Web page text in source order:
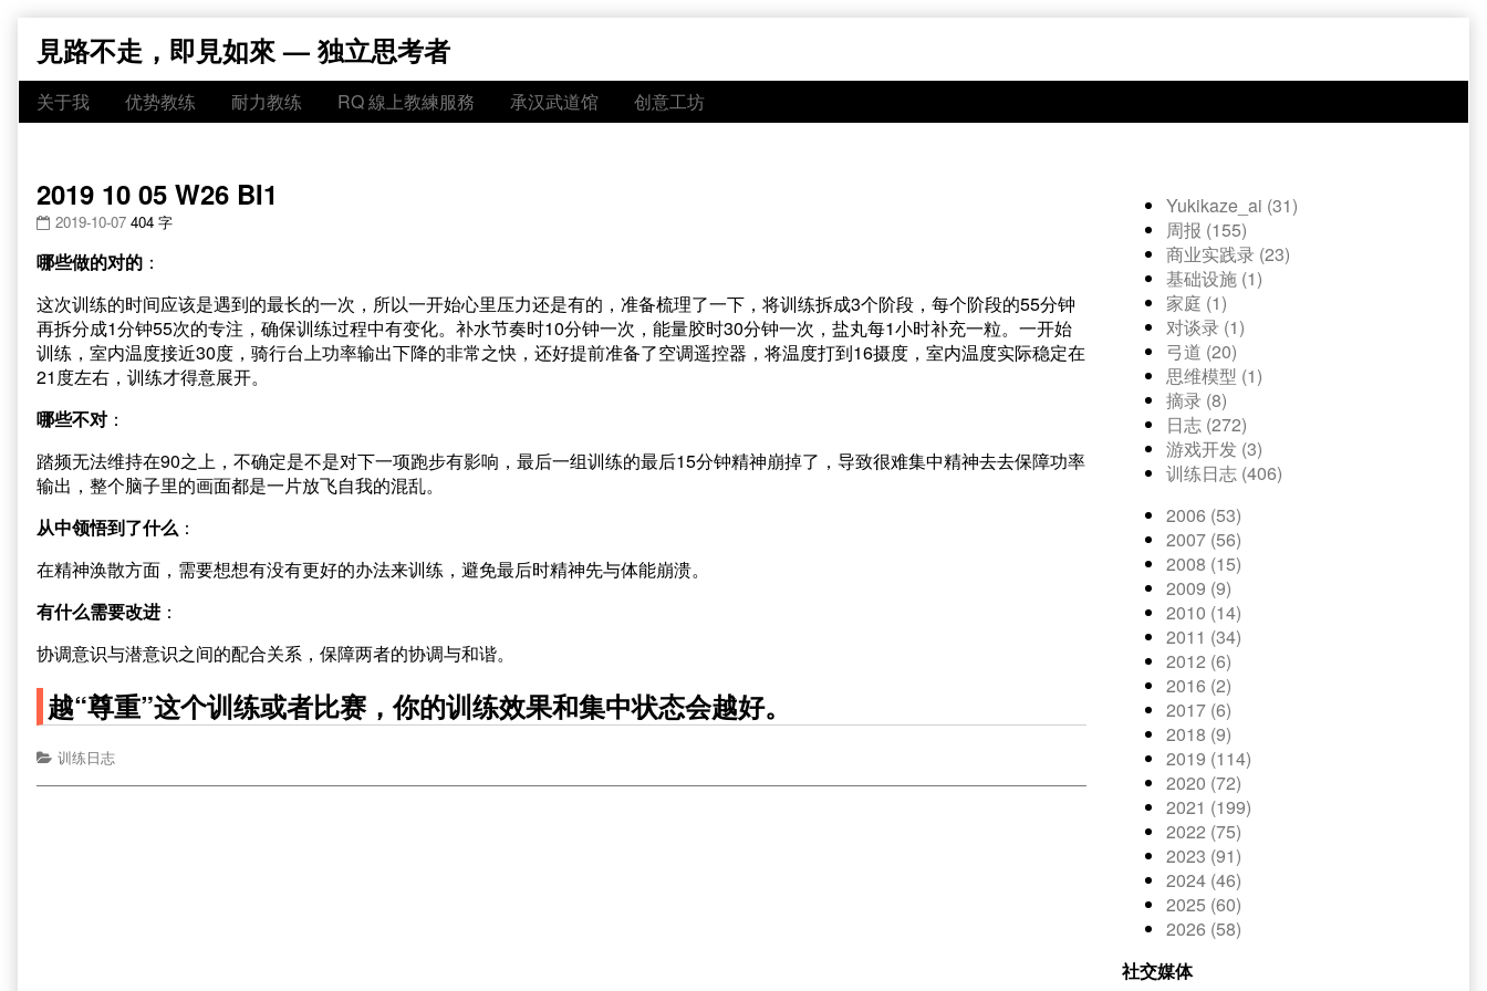
content
見路不走，即見如來 — 独立思考者
关于我 优势教练 耐力教练 RQ 線上教練服務 承汉武道馆 创意工坊
2019 10 05 W26 BI1
2019-10-07 404 字
哪些做的对的 ：
这次训练的时间应该是遇到的最长的一次，所以一开始心里压力还是有的，准备梳理了一下，将训练拆成3个阶段，每个阶段的55分钟
再拆分成1分钟55次的专注，确保训练过程中有变化。补水节奏时10分钟一次，能量胶时30分钟一次，盐丸每1小时补充一粒。一开始
训练，室内温度接近30度，骑行台上功率输出下降的非常之快，还好提前准备了空调遥控器，将温度打到16摄度，室内温度实际稳定在
21度左右，训练才得意展开。
哪些不对 ：
踏频无法维持在90之上，不确定是不是对下一项跑步有影响，最后一组训练的最后15分钟精神崩掉了，导致很难集中精神去去保障功率
输出，整个脑子里的画面都是一片放飞自我的混乱。
从中领悟到了什么 ：
在精神涣散方面，需要想想有没有更好的办法来训练，避免最后时精神先与体能崩溃。
有什么需要改进 ：
协调意识与潜意识之间的配合关系，保障两者的协调与和谐。
越“尊重”这个训练或者比赛，你的训练效果和集中状态会越好。
训练日志
Yukikaze_ai (31)
周报 (155)
商业实践录 (23)
基础设施 (1)
家庭 (1)
对谈录 (1)
弓道 (20)
思维模型 (1)
摘录 (8)
日志 (272)
游戏开发 (3)
训练日志 (406)
2006 (53)
2007 (56)
2008 (15)
2009 (9)
2010 (14)
2011 (34)
2012 (6)
2016 (2)
2017 (6)
2018 (9)
2019 (114)
2020 (72)
2021 (199)
2022 (75)
2023 (91)
2024 (46)
2025 (60)
2026 (58)
社交媒体